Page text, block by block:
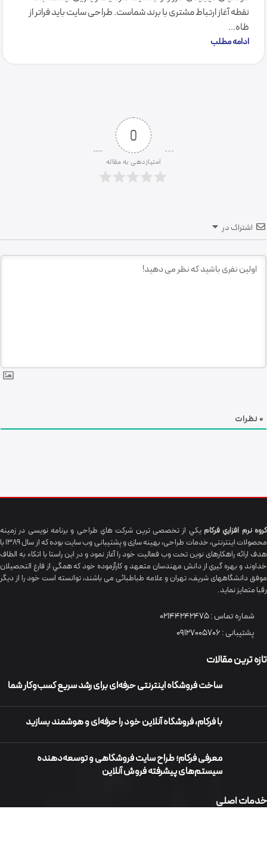
نقطه آغاز ارتباط مشتری با برند شماست. طراحی سایت باید فراتر از
ظاه...
ادامه مطلب
0
امتیازدهی به مقاله
اشتراک در
0 نظرات
گروه نرم افزاري فرکام يکي از تخصصی ترين شرکت هاي طراحی و برنامه نویسی در زمینه
محصولات اینترنتی، خدمات طراحی، بهینه سازی و پشتیبانی وب سایت بوده که از سال 1389 با
هدف ارائه راهکارهای نوین تحت وب فعالیت خود را آغاز نمود و در این راستا با اتکاء به الطاف
خداوند و بهره گيري از دانش مهندسان متعهد و کارآزموده خود که همگي از فارغ التحصیلان
موفق دانشگاههای شريف، تهران و علامه طباطبائی می باشند، توانسته است خود را از دیگر
رقبا متمایز نماید.
شماره تماس :02144242475
پشتیبانی :09127005706
تازه ترین مقالات
ساخت فروشگاه اینترنتی حرفه‌ای برای رشد سریع کسب‌وکار شما
با فرکام، فروشگاه آنلاین خود را حرفه‌ای و هوشمند بسازید
معرفی فرکام؛ طراح سایت فروشگاهی و توسعه‌دهنده
سیستم‌های پیشرفته فروش آنلاین
خدمات اصلی